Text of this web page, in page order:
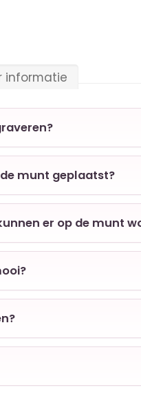
munt geplaatst?
er op de munt
informatie